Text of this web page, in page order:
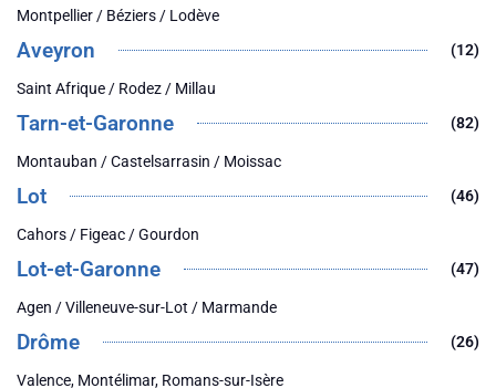
Montpellier / Béziers / Lodève
Aveyron (12)
Saint Afrique / Rodez / Millau
Tarn-et-Garonne (82)
Montauban / Castelsarrasin / Moissac
Lot (46)
Cahors / Figeac / Gourdon
Lot-et-Garonne (47)
Agen / Villeneuve-sur-Lot / Marmande
Drôme (26)
Valence, Montélimar, Romans-sur-Isère